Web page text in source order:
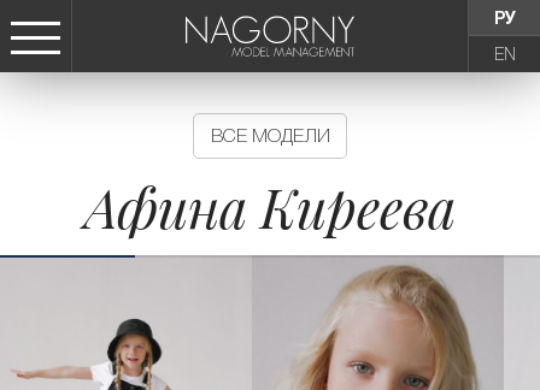
РУ
EN
СТАТЬ МОДЕЛЬЮ
ДЕВУШКИ
ТИНЕЙДЖЕРЫ
ВСЕ МОДЕЛИ
Афина Киреева